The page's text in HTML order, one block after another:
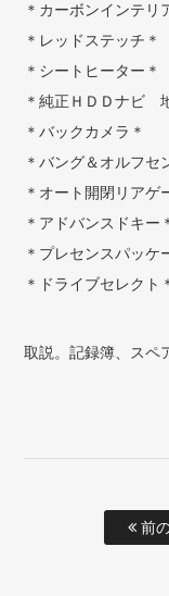
＊カーボンインテリ
＊レッドステッチ＊
＊シートヒーター＊
＊純正ＨＤＤナビ
＊バックカメラ＊
＊バング＆オルフセ
＊オート開閉リアゲ
＊アドバンスドキー
＊プレセンスパッケ
＊ドライブセレクト
取説。記録簿、スペ
前